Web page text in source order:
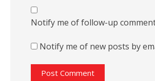
Notify me of follow-up
Notify me of new posts by